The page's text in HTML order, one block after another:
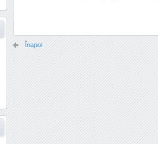
Înapoi